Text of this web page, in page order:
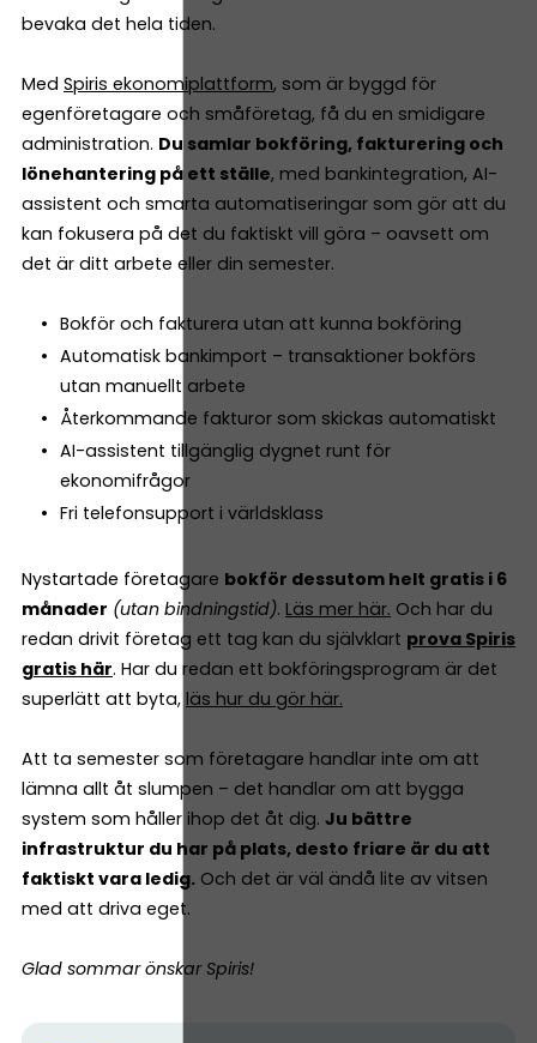
bevaka det hela tiden.
Med Spiris ekonomiplattform, som är byggd för
egenföretagare och småföretag, få du en smidigare
administration. Du samlar bokföring, fakturering och
lönehantering på ett ställe, med bankintegration, AI-
assistent och smarta automatiseringar som gör att du
kan fokusera på det du faktiskt vill göra – oavsett om
det är ditt arbete eller din semester.
Bokför och fakturera utan att kunna bokföring
Automatisk bankimport – transaktioner bokförs
utan manuellt arbete
Återkommande fakturor som skickas automatiskt
AI-assistent tillgänglig dygnet runt för
ekonomifrågor
Fri telefonsupport i världsklass
Nystartade företagare bokför dessutom helt gratis i 6
månader (utan bindningstid). Läs mer här. Och har du
redan drivit företag ett tag kan du självklart prova Spiris
gratis här. Har du redan ett bokföringsprogram är det
superlätt att byta, läs hur du gör här.
Att ta semester som företagare handlar inte om att
lämna allt åt slumpen – det handlar om att bygga
system som håller ihop det åt dig. Ju bättre
infrastruktur du har på plats, desto friare är du att
faktiskt vara ledig. Och det är väl ändå lite av vitsen
med att driva eget.
Glad sommar önskar Spiris!